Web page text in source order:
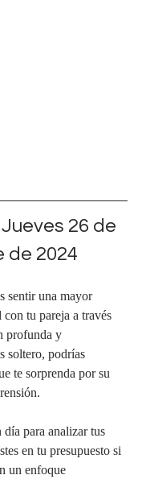
26 de
de 2024
sentir una mayor
tu pareja a través
profunda y
soltero, podrías
te sorprenda por su
para analizar tus
en tu presupuesto si
un enfoque